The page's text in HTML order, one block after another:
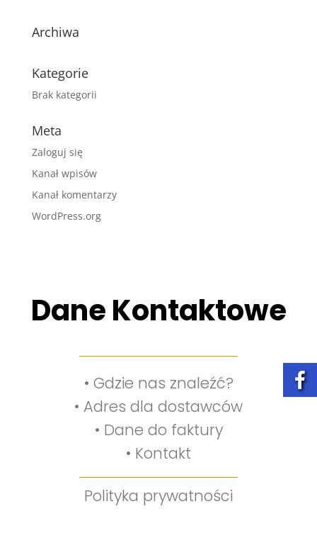
Archiwa
Kategorie
Brak kategorii
Meta
Zaloguj się
Kanał wpisów
Kanał komentarzy
WordPress.org
Dane Kontaktowe
• Gdzie nas znaleźć?
• Adres dla dostawców
• Dane do faktury
• Kontakt
Polityka prywatności